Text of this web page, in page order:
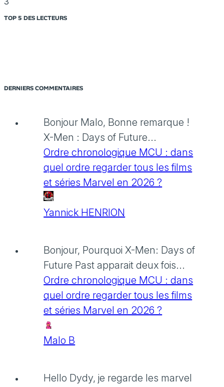
TOP 5 DES LECTEURS
DERNIERS COMMENTAIRES
Bonjour Malo, Bonne remarque !
X-Men : Days of Future...
Ordre chronologique MCU : dans
quel ordre regarder tous les films
et séries Marvel en 2026 ?
Yannick HENRION
Bonjour, Pourquoi X-Men: Days of
Future Past apparait deux fois...
Ordre chronologique MCU : dans
quel ordre regarder tous les films
et séries Marvel en 2026 ?
Malo B
Hello Dydy, je regarde les marvel